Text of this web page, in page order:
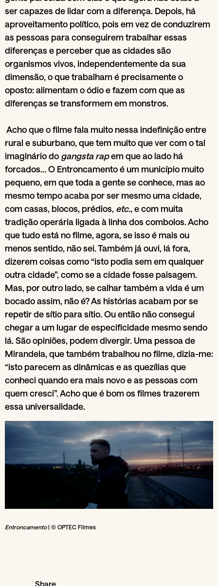
ser capazes de lidar com a diferença. Depois, há
aproveitamento político, pois em vez de conduzirem
as pessoas para conseguirem trabalhar essas
diferenças e perceber que as cidades são
organismos vivos, independentemente da sua
dimensão, o que trabalham é precisamente o
oposto: alimentam o ódio e fazem com que as
diferenças se transformem em monstros.
Acho que o filme fala muito nessa indefinição entre
rural e suburbano, que tem muito que ver com o tal
imaginário do gangsta rapem que ao lado há
forcados... O Entroncamento é um município muito
pequeno, em que toda a gente se conhece, mas ao
mesmo tempo acaba por ser mesmo uma cidade,
com casas, blocos, prédios, etc., e com muita
tradição operária ligada à linha dos comboios. Acho
que tudo está no filme, agora, se isso é mais ou
menos sentido, não sei. Também já ouvi, lá fora,
dizerem coisas como “isto podia sem em qualquer
outra cidade”, como se a cidade fosse paisagem.
Mas, por outro lado, se calhar também a vida é um
bocado assim, não é? As histórias acabam por se
repetir de sítio para sítio. Ou então não consegui
chegar a um lugar de especificidade mesmo sendo
lá. São opiniões, podem divergir. Uma pessoa de
Mirandela, que também trabalhou no filme, dizia-me:
“isto parecem as dinâmicas e as quezílias que
conheci quando era mais novo e as pessoas com
quem cresci”. Acho que é bom os filmes trazerem
essa universalidade.
Entroncamento| © OPTEC Filmes
Share